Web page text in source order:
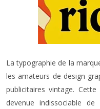
La typographie de la
les amateurs de design
publicitaires vintage.
devenue indissociable